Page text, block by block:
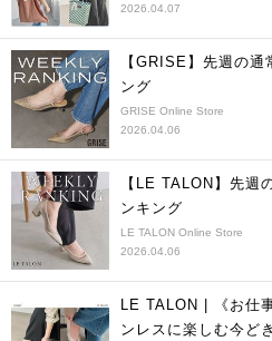
2026.04.07
【GRISE】先週の
ング
GRISE Online Store
2026.04.06
【LE TALON】先週
ンキング
LE TALON Online Store
2026.04.06
LE TALON | 《お仕
ンレスに楽しむ今ど